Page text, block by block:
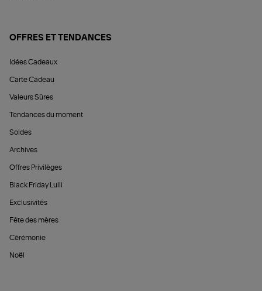
OFFRES ET TENDANCES
Idées Cadeaux
Carte Cadeau
Valeurs Sûres
Tendances du moment
Soldes
Archives
Offres Privilèges
Black Friday Lulli
Exclusivités
Fête des mères
Cérémonie
Noël